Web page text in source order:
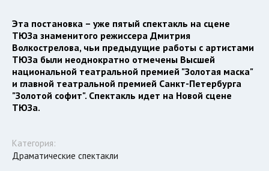
Эта постановка – уже пятый спектакль на сцене
ТЮЗа знаменитого режиссера Дмитрия
Волкострелова, чьи предыдущие работы с артистами
ТЮЗа были неоднократно отмечены Высшей
национальной театральной премией "Золотая маска"
и главной театральной премией Санкт-Петербурга
"Золотой софит". Спектакль идет на Новой сцене
ТЮЗа.
Категория:
Драматические спектакли